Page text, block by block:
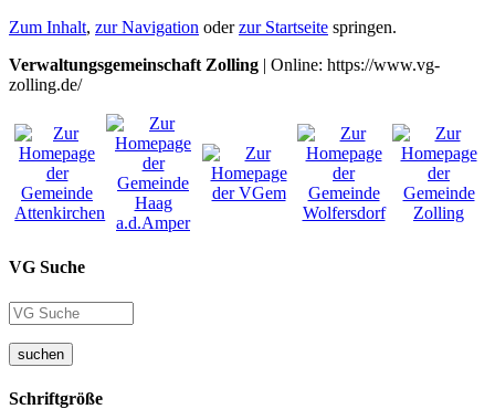
Zum Inhalt, zur Navigation oderzur Startseite springen.
Verwaltungsgemeinschaft Zolling | Online: https://www.vg-
zolling.de/
VG Suche
suchen
Schriftgröße